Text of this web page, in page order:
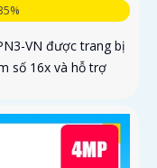
VN được trang bị
số 16x và hỗ trợ